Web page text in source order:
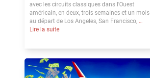
avec les circuits classiques dans l’Ouest
américain, en deux, trois semaines et un mois
au départ de Los Angeles, San Francisco, …
Lire la suite